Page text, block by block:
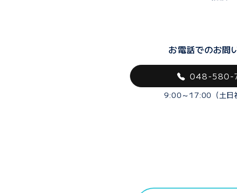
お電話でのお問
048-580-
9:00～17:00（土日